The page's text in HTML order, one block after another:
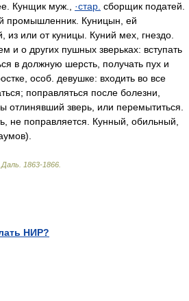
Кунщик муж., ·стар. сборщик податей.
промышленник. Куницын, ей
или от куницы. Куний мех, гнездо.
и о других пушных зверьках: вступать
в должную шерсть, получать пух и
особ. девушке: входить во все
поправляться после болезни,
отлинявший зверь, или перемытиться.
не поправляется. Кунный, обильный,
1863-1866
НИР?